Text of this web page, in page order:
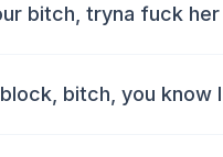
bitch, tryna fuck
block, bitch, you